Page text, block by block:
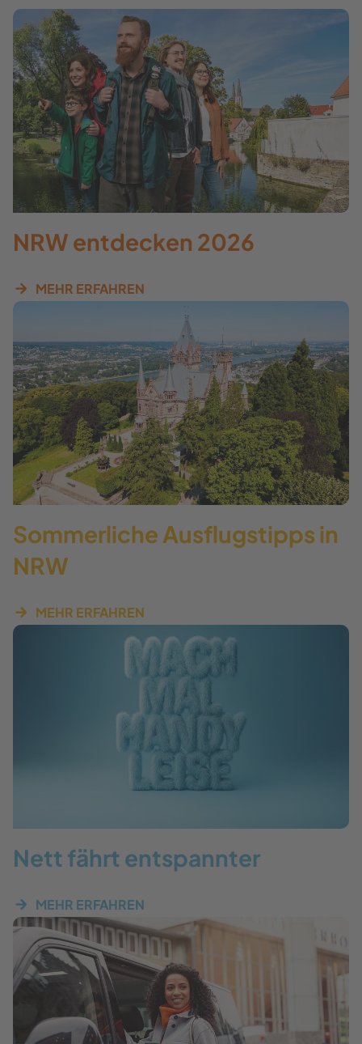
NRW entdecken 2026
MEHR ERFAHREN
Sommerliche Ausflugstipps in
NRW
MEHR ERFAHREN
Nett fährt entspannter
MEHR ERFAHREN